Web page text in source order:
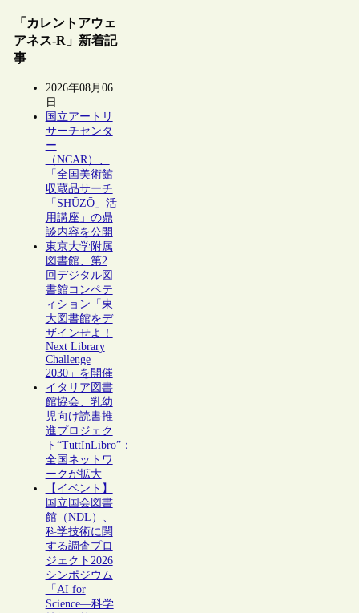
「カレントアウェ
アネス-R」新着記
事
2026年08月06
日
国立アートリ
サーチセンタ
ー
（NCAR）、
「全国美術館
収蔵品サーチ
「SHŪZŌ」活
用講座」の鼎
談内容を公開
東京大学附属
図書館、第2
回デジタル図
書館コンペテ
ィション「東
大図書館をデ
ザインせよ！
Next Library
Challenge
2030」を開催
イタリア図書
館協会、乳幼
児向け読書推
進プロジェク
ト“TuttInLibro”：
全国ネットワ
ークが拡大
【イベント】
国立国会図書
館（NDL）、
科学技術に関
する調査プロ
ジェクト2026
シンポジウム
「AI for
Science―科学